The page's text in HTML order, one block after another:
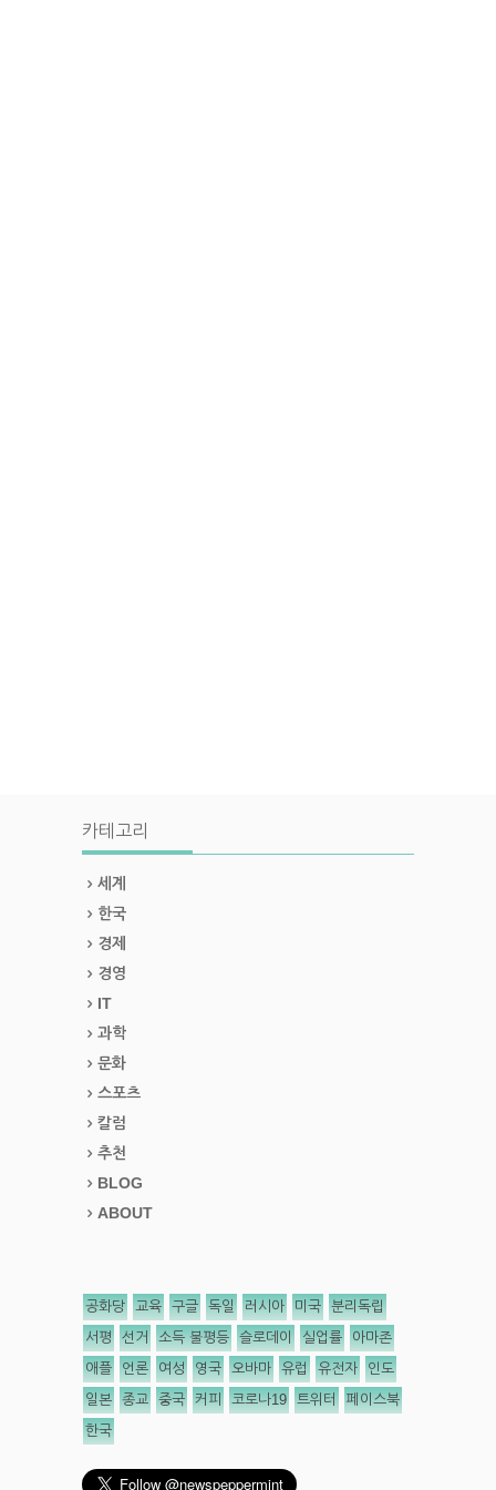
카테고리
세계
한국
경제
경영
IT
과학
문화
스포츠
칼럼
추천
BLOG
ABOUT
공화당 교육 구글 독일 러시아 미국 분리독립
서평 선거 소득 불평등 슬로데이 실업률 아마존
애플 언론 여성 영국 오바마 유럽 유전자 인도
일본 종교 중국 커피 코로나19 트위터 페이스북
한국